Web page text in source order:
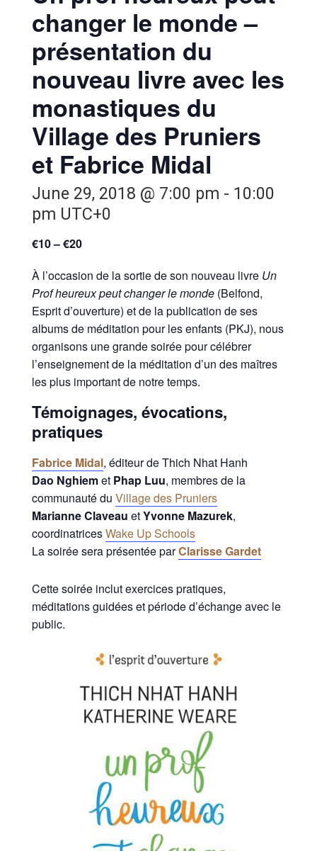
changer le monde –
présentation du
nouveau livre avec les
monastiques du
Village des Pruniers
et Fabrice Midal
June 29, 2018 @ 7:00 pm - 10:00
pm UTC+0
€10 – €20
À l’occasion de la sortie de son nouveau livre Un
Prof heureux peut changer le monde (Belfond,
Esprit d’ouverture) et de la publication de ses
albums de méditation pour les enfants (PKJ), nous
organisons une grande soirée pour célébrer
l’enseignement de la méditation d’un des maîtres
les plus important de notre temps.
Témoignages, évocations,
pratiques
Fabrice Midal, éditeur de Thich Nhat Hanh
Dao Nghiemet Phap Luu, membres de la
communauté du Village des Pruniers
Marianne Claveau etYvonne Mazurek,
coordinatricesWake Up Schools
La soirée sera présentée parClarisse Gardet
Cette soirée inclut exercices pratiques,
méditations guidées et période d’échange avec le
public.